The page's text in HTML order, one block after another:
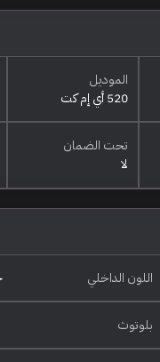
الموديل
520 أي إم كت
تحت الضمان
لا
اللون الداخلي
بلوتوث